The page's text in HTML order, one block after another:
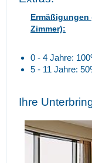
Ermäßigungen
Zimmer):
0 - 4 Jahre:
5 - 11 Jahre:
Ihre